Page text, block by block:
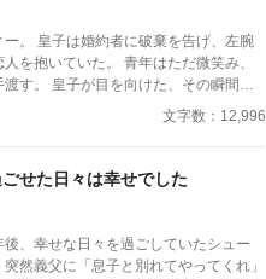
傷つけたりはしない。」 「結婚の日
る。必ず来て、席につけよ。」 --- い
トを拝見し、大変申し訳なく思ってお
現在日本語を勉強しており、この文章
。 もし読んでくださる中で日本語のお
ー。 皇子は婚約者に破棄を告げ、左腕
いた。 青年はただ微笑み、
す。 皇子が目を向けた、その瞬間
。 IFストーリーあり 誤字
文字数：12,996
せた日々は幸せでした
後、幸せな日々を過ごしていたシュー
然義父に「息子と別れてやってくれ」